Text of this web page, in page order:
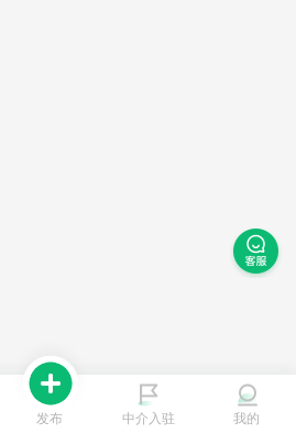
发布 中介入驻 我的